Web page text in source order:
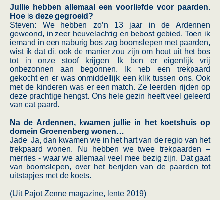
Jullie hebben allemaal een voorliefde voor paarden.
Hoe is deze gegroeid?
Steven: We hebben zo’n 13 jaar in de Ardennen
gewoond, in zeer heuvelachtig en bebost gebied. Toen ik
iemand in een naburig bos zag boomslepen met paarden,
wist ik dat dit ook de manier zou zijn om hout uit het bos
tot in onze stoof krijgen. Ik ben er eigenlijk vrij
onbezonnen aan begonnen. Ik heb een trekpaard
gekocht en er was onmiddellijk een klik tussen ons. Ook
met de kinderen was er een match. Ze leerden rijden op
deze prachtige hengst. Ons hele gezin heeft veel geleerd
van dat paard.
Na de Ardennen, kwamen jullie in het koetshuis op
domein Groenenberg wonen…
Jade: Ja, dan kwamen we in het hart van de regio van het
trekpaard wonen. Nu hebben we twee trekpaarden –
merries - waar we allemaal veel mee bezig zijn. Dat gaat
van boomslepen, over het berijden van de paarden tot
uitstapjes met de koets.
(Uit Pajot Zenne magazine, lente 2019)